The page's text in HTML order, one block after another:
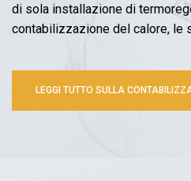
di sola installazione di
contabilizzazione del calore, le
LEGGI TUTTO SULLA